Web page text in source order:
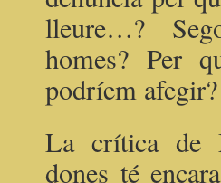
lleure…?
homes? Per
podríem afegir?
La crítica de
dones té